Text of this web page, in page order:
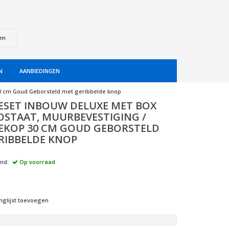
AANBIEDINGEN
Goud Geborsteld met geribbelde knop
INBOUW DELUXE MET BOX
MUURBEVESTIGING /
30 CM GOUD GEBORSTELD
KNOP
Op voorraad
toevoegen